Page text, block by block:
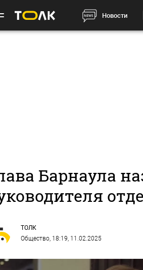
Новости
Барнаула
ТОЛК
Общество, 18:19, 11.02.2025